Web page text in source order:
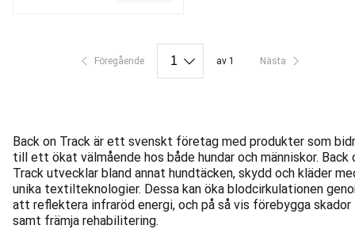
Föregående av 1 Nästa
Back on Track är ett svenskt företag med produkter som
till ett ökat välmående hos både hundar och människor. Back
Track utvecklar bland annat hundtäcken, skydd och kläder
unika textilteknologier. Dessa kan öka blodcirkulationen
att reflektera infraröd energi, och på så vis förebygga skador
samt främja rehabilitering.